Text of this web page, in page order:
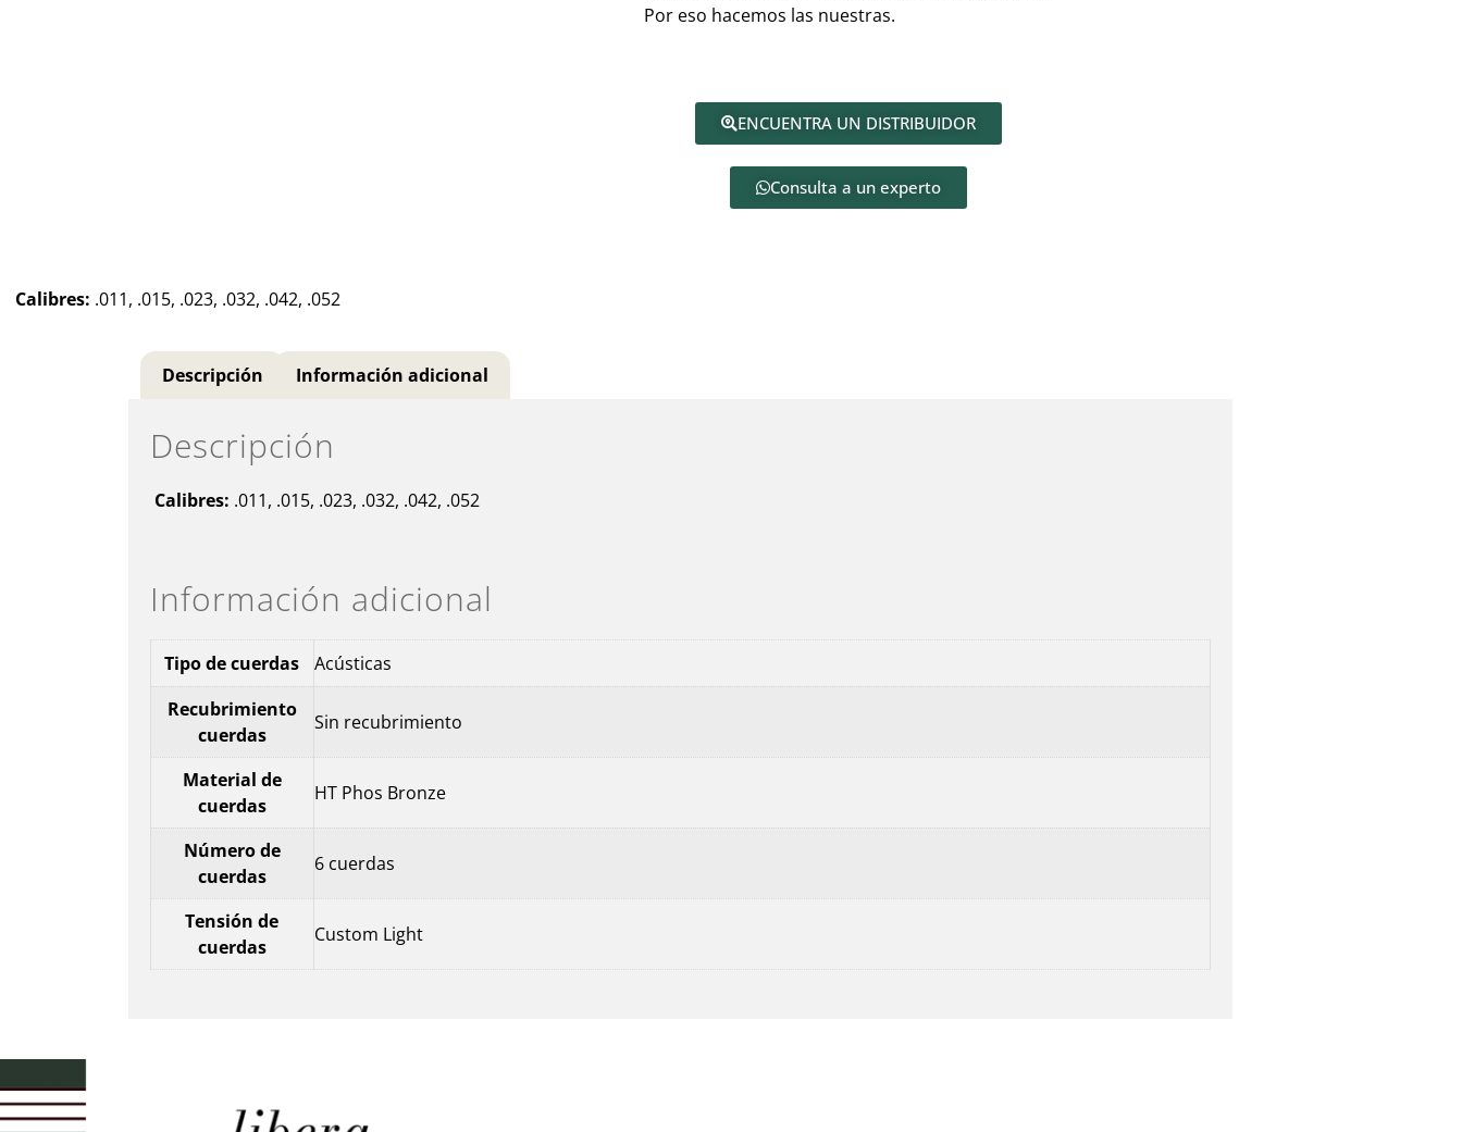
Por eso hacemos las nuestras.
ENCUENTRA UN DISTRIBUIDOR
Consulta a un experto
Calibres: .011, .015, .023, .032, .042, .052
Descripción Información adicional
Descripción
Calibres: .011, .015, .023, .032, .042, .052
Información adicional
Tipo de cuerdas
Acústicas
Recubrimiento
cuerdas
Sin recubrimiento
Material de
cuerdas
HT Phos Bronze
Número de
cuerdas
6 cuerdas
Tensión de
cuerdas
Custom Light